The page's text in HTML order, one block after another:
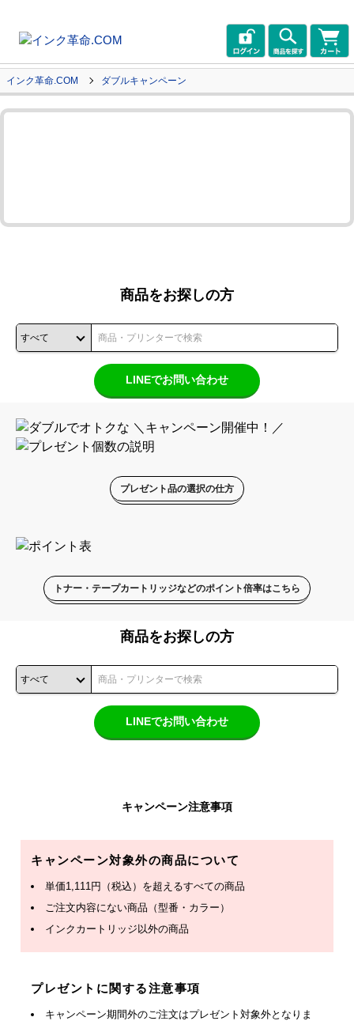
インク革命.COM ダブルキャンペーン
商品をお探しの方
LINEでお問い合わせ
プレゼント品の選択の仕方
トナー・テープカートリッジなどのポイント倍率はこちら
商品をお探しの方
LINEでお問い合わせ
キャンペーン注意事項
キャンペーン対象外の商品について
単価1,111円（税込）を超えるすべての商品
ご注文内容にない商品（型番・カラー）
インクカートリッジ以外の商品
プレゼントに関する注意事項
キャンペーン期間外のご注文はプレゼント対象外となりま